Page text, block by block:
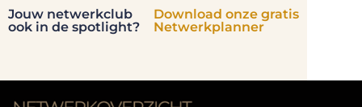
Jouw netwerkclub
ook in de spotlight?
Download onze gratis
Netwerkplanner